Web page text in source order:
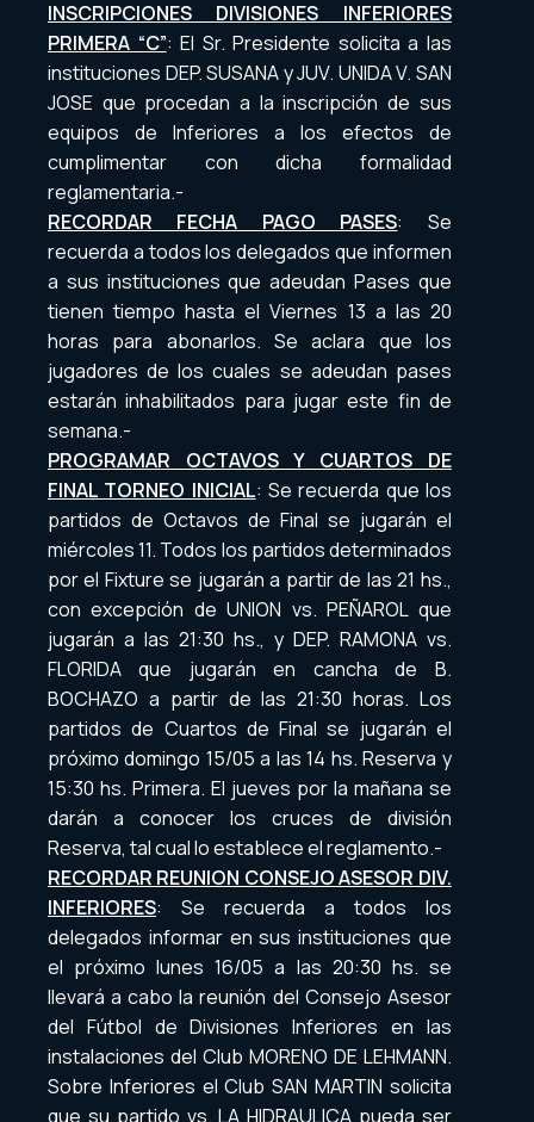
INSCRIPCIONES DIVISIONES INFERIORES
PRIMERA “C”: El Sr. Presidente solicita a las
instituciones DEP. SUSANA y JUV. UNIDA V. SAN
JOSE que procedan a la inscripción de sus
equipos de Inferiores a los efectos de
cumplimentar con dicha formalidad
reglamentaria.-
RECORDAR FECHA PAGO PASES: Se
recuerda a todos los delegados que informen
a sus instituciones que adeudan Pases que
tienen tiempo hasta el Viernes 13 a las 20
horas para abonarlos. Se aclara que los
jugadores de los cuales se adeudan pases
estarán inhabilitados para jugar este fin de
semana.-
PROGRAMAR OCTAVOS Y CUARTOS DE
FINAL TORNEO INICIAL: Se recuerda que los
partidos de Octavos de Final se jugarán el
miércoles 11. Todos los partidos determinados
por el Fixture se jugarán a partir de las 21 hs.,
con excepción de UNION vs. PEÑAROL que
jugarán a las 21:30 hs., y DEP. RAMONA vs.
FLORIDA que jugarán en cancha de B.
BOCHAZO a partir de las 21:30 horas. Los
partidos de Cuartos de Final se jugarán el
próximo domingo 15/05 a las 14 hs. Reserva y
15:30 hs. Primera. El jueves por la mañana se
darán a conocer los cruces de división
Reserva, tal cual lo establece el reglamento.-
RECORDAR REUNION CONSEJO ASESOR DIV.
INFERIORES: Se recuerda a todos los
delegados informar en sus instituciones que
el próximo lunes 16/05 a las 20:30 hs. se
llevará a cabo la reunión del Consejo Asesor
del Fútbol de Divisiones Inferiores en las
instalaciones del Club MORENO DE LEHMANN.
Sobre Inferiores el Club SAN MARTIN solicita
que su partido vs. LA HIDRAULICA pueda ser